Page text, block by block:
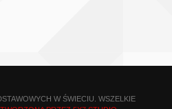
W ŚWIECIU. WSZELKIE